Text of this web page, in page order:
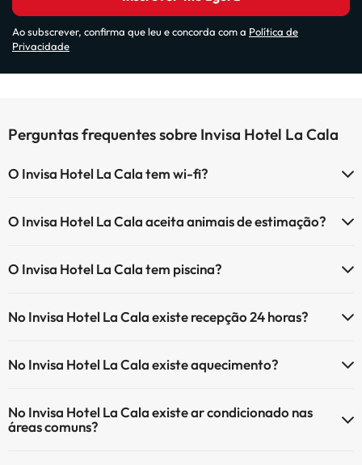
Ao subscrever, confirma que leu e concorda com a Política de
Privacidade
Perguntas frequentes sobre Invisa Hotel La Cala
O Invisa Hotel La Cala tem wi-fi?
O Invisa Hotel La Cala aceita animais de estimação?
O Invisa Hotel La Cala tem piscina?
tem mais info sobre a piscina e outras facilidades.
No Invisa Hotel La Cala existe recepção 24 horas?
No Invisa Hotel La Cala existe aquecimento?
No Invisa Hotel La Cala existe ar condicionado nas
áreas comuns?